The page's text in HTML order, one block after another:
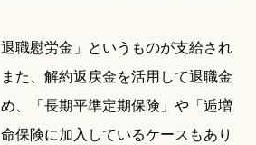
職慰労金」というものが支給され
た、解約返戻金を活用して退職金
、「長期平準定期保険」や「逓増
保険に加入しているケースもあり